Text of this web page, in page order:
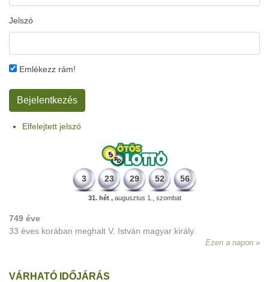
Jelszó
Emlékezz rám!
Elfelejtett jelszó
3 23 29 52 56
31. hét ,augusztus 1., szombat
749 éve
33 éves korában meghalt V. István magyar király.
Ezen a napon
VÁRHATÓ IDŐJÁRÁS